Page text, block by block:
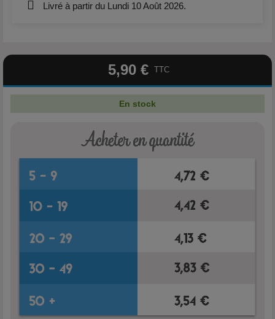
Livré à partir du Lundi 10 Août 2026.
5,90 € TTC
En stock